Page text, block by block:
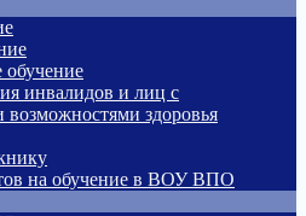
инвалидов и лиц с
здоровья
на обучение в ВОУ ВПО